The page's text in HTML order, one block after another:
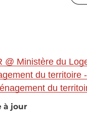
@ Ministère du
du territoire
du
à jour